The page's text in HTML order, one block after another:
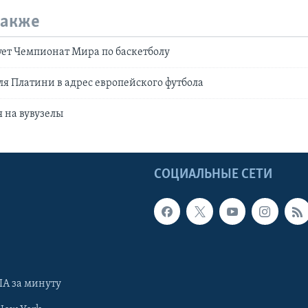
Чемпионат Мира по баскетболу
Платини в адрес европейского футбола
вувузелы
СОЦИАЛЬНЫЕ СЕТИ
за минуту